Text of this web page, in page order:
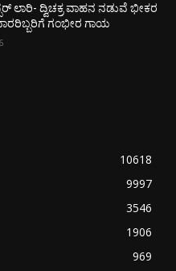
ಲಾರಿ- ದ್ವಿಚಕ್ರ ವಾಹನ ನಡುವೆ ಭೀಕರ
ಗಂಭೀರ ಗಾಯ
10618
9997
3546
1906
969